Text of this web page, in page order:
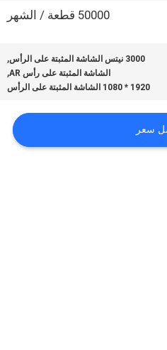
50000 قطعة / الشهر
3000 نيتس الشاشة المثبتة على الرأس ,
الشاشة المثبتة على رأس AR ,
1920 * 1080 الشاشة المثبتة على الرأس
سعر